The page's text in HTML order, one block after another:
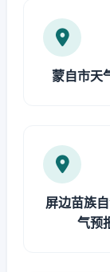
蒙自市天
屏边苗族
气预